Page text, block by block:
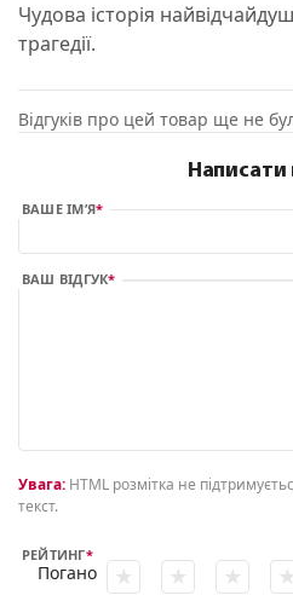
Чудова історія
трагедії.
Відгуків про цей товар ще не
Написати
ВАШЕ ІМ’Я
ВАШ ВІДГУК
Увага: HTML розмітка не
текст.
РЕЙТИНГ
Погано